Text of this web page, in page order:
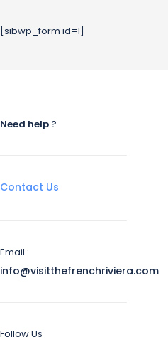
[sibwp_form id=1]
Need help ?
Contact Us
Email :
info@visitthefrenchriviera.com
Follow Us